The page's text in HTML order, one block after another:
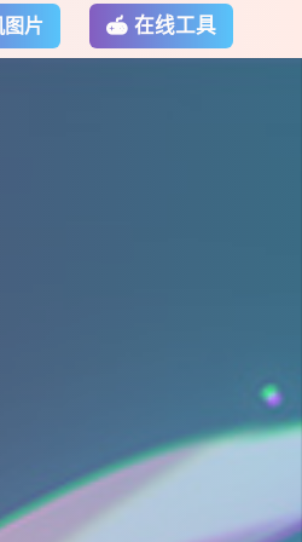
图片 在线工具